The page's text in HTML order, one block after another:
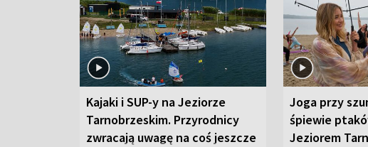
Kajaki i SUP-y na Jeziorze
Tarnobrzeskim. Przyrodnicy
zwracają uwagę na coś jeszcze
Joga przy
śpiewie
Jeziorem